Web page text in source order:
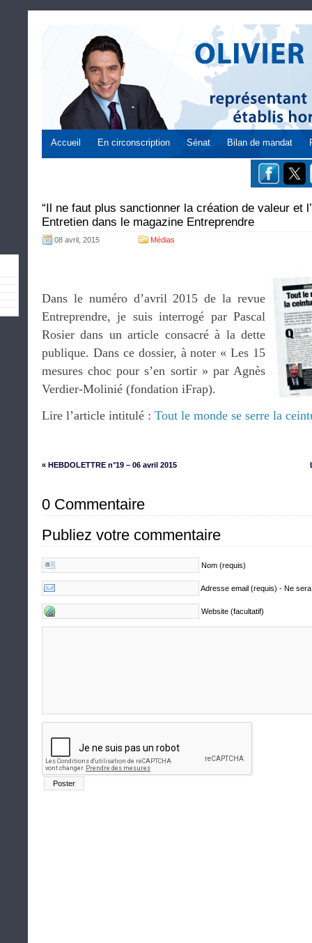
Accueil En circonscription Sénat Bilan de mandat
“Il ne faut plus sanctionner la création de valeur et
Entretien dans le magazine Entreprendre
08 avril, 2015 Médias
Dans le numéro d’avril 2015 de la revue
Entreprendre, je suis interrogé par Pascal
Rosier dans un article consacré à la dette
publique. Dans ce dossier, à noter « Les 15
mesures choc pour s’en sortir » par Agnès
Verdier-Molinié (fondation iFrap).
Lire l’article intitulé : Tout le monde se serre la
« HEBDOLETTRE n°19 – 06 avril 2015
0 Commentaire
Publiez votre commentaire
Nom (requis)
Adresse email (requis) - Ne
Website (facultatif)